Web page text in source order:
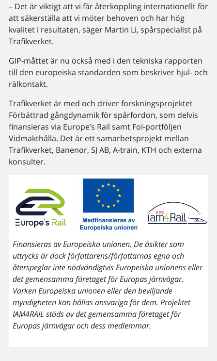
– Det är viktigt att vi får återkoppling internationellt för
att säkerställa att vi möter behoven och har hög
kvalitet i resultaten, säger Martin Li, spårspecialist på
Trafikverket.
GIP-måttet är nu också med i den tekniska rapporten
till den europeiska standarden som beskriver hjul- och
rälkontakt.
Trafikverket är med och driver forskningsprojektet
Förbättrad gångdynamik för spårfordon, som delvis
finansieras via Europe’s Rail samt FoI-portföljen
Vidmakthålla. Det är ett samarbetsprojekt mellan
Trafikverket, Banenor, SJ AB, A-train, KTH och externa
konsulter.
Finansieras av Europeiska unionen. De åsikter som
uttrycks är dock författarens/författarnas egna och
återspeglar inte nödvändigtvis Europeiska unionens eller
det gemensamma företaget för Europas järnvägar.
Varken Europeiska unionen eller den beviljande
myndigheten kan hållas ansvariga för dem. Projektet
IAM4RAIL stöds av det gemensamma företaget för
Europas järnvägar och dess medlemmar.